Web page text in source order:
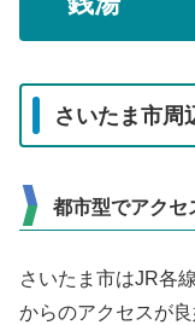
さいたま市周
都市型でアクセ
さいたま市はJR各
からのアクセスが